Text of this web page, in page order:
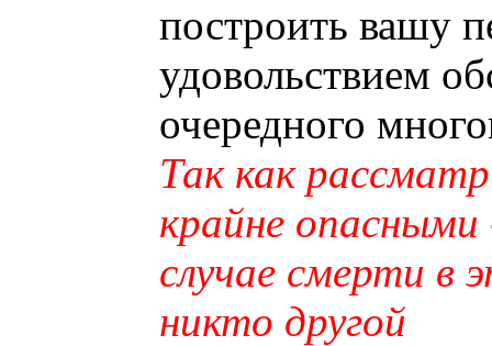
построить вашу
удовольствием
очередного
Так как
крайне
случае смерти в
никто другой